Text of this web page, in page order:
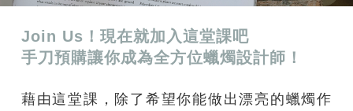
Join Us！現在就加入這堂課吧
手刀預購讓你成為全方位蠟燭設計師！
藉由這堂課，除了希望你能做出漂亮的蠟燭作